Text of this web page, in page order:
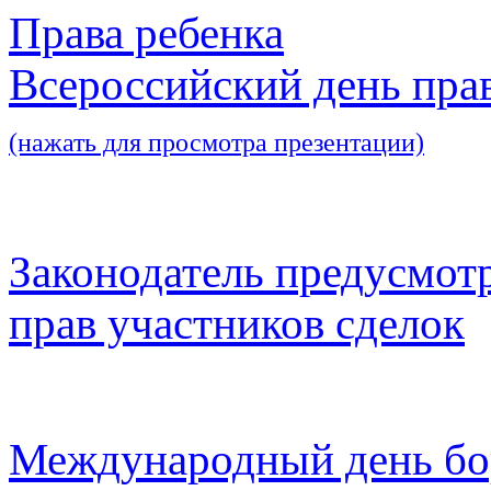
Права ребенка
Всероссийский день
(нажать для просмотра презентации)
Законодатель
прав участников сделок
Международный день